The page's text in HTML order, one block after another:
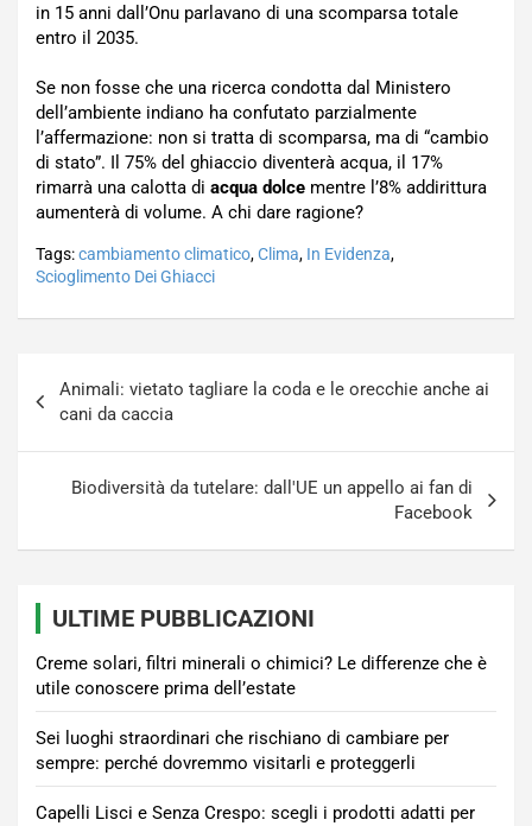
in 15 anni dall’Onu parlavano di una scomparsa totale
entro il 2035.
Se non fosse che una ricerca condotta dal Ministero
dell’ambiente indiano ha confutato parzialmente
l’affermazione: non si tratta di scomparsa, ma di “cambio
di stato”. Il 75% del ghiaccio diventerà acqua, il 17%
rimarrà una calotta di acqua dolce mentre l’8% addirittura
aumenterà di volume. A chi dare ragione?
Tags:cambiamento climatico,Clima, In Evidenza,
Scioglimento Dei Ghiacci
articoli
Animali: vietato tagliare la coda e le orecchie anche ai
cani da caccia
Biodiversità da tutelare: dall'UE un appello ai fan di
Facebook
ULTIME PUBBLICAZIONI
Creme solari, filtri minerali o chimici? Le differenze che è
utile conoscere prima dell’estate
Sei luoghi straordinari che rischiano di cambiare per
sempre: perché dovremmo visitarli e proteggerli
Capelli Lisci e Senza Crespo: scegli i prodotti adatti per